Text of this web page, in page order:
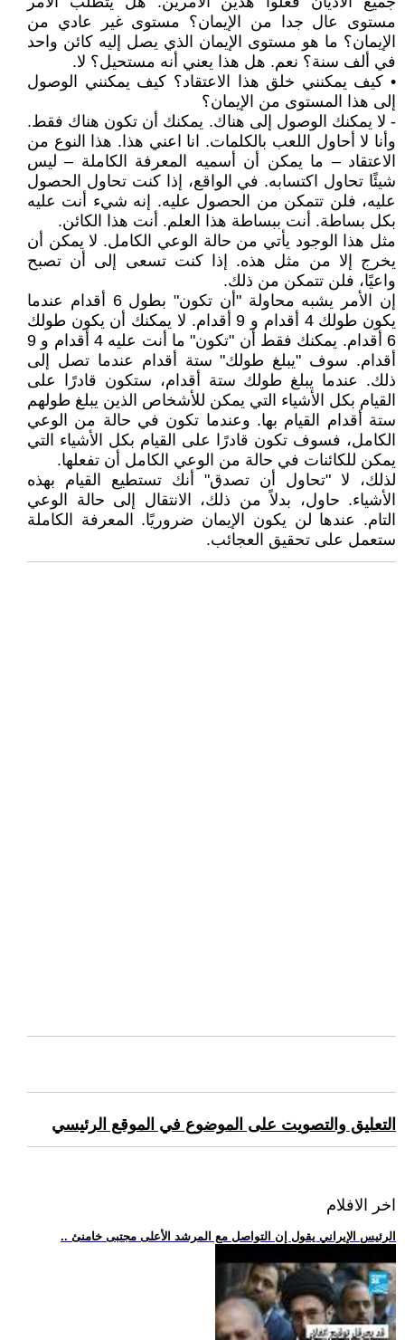
مستوى عال جدا من الإيمان؟ مستوى غير عادي من
الإيمان؟ ما هو مستوى الإيمان الذي يصل إليه كائن واحد
في ألف سنة؟ نعم. هل هذا يعني أنه مستحيل؟ لا.
• كيف يمكنني خلق هذا الاعتقاد؟ كيف يمكنني الوصول
إلى هذا المستوى من الإيمان؟
- لا يمكنك الوصول إلى هناك. يمكنك أن تكون هناك فقط.
وأنا لا أحاول اللعب بالكلمات. انا اعني هذا. هذا النوع من
الاعتقاد – ما يمكن أن أسميه المعرفة الكاملة – ليس
شيئًا تحاول اكتسابه. في الواقع، إذا كنت تحاول الحصول
عليه، فلن تتمكن من الحصول عليه. إنه شيء أنت عليه
بكل بساطة. أنت ببساطة هذا العلم. أنت هذا الكائن.
مثل هذا الوجود يأتي من حالة الوعي الكامل. لا يمكن أن
يخرج إلا من مثل هذه. إذا كنت تسعى إلى أن تصبح
واعيًا، فلن تتمكن من ذلك.
إن الأمر يشبه محاولة "أن تكون" بطول 6 أقدام عندما
يكون طولك 4 أقدام و 9 أقدام. لا يمكنك أن يكون طولك
6 أقدام. يمكنك فقط أن "تكون" ما أنت عليه 4 أقدام و 9
أقدام. سوف "يبلغ طولك" ستة أقدام عندما تصل إلى
ذلك. عندما يبلغ طولك ستة أقدام، ستكون قادرًا على
القيام بكل الأشياء التي يمكن للأشخاص الذين يبلغ طولهم
ستة أقدام القيام بها. وعندما تكون في حالة من الوعي
الكامل، فسوف تكون قادرًا على القيام بكل الأشياء التي
يمكن للكائنات في حالة من الوعي الكامل أن تفعلها.
لذلك، لا "تحاول أن تصدق" أنك تستطيع القيام بهذه
الأشياء. حاول، بدلاً من ذلك، الانتقال إلى حالة الوعي
التام. عندها لن يكون الإيمان ضروريًا. المعرفة الكاملة
ستعمل على تحقيق العجائب.
التعليق والتصويت على الموضوع في الموقع الرئيسي
اخر الافلام
.. الرئيس الإيراني يقول إن التواصل مع المرشد الأعلى مجتبى خامنئ